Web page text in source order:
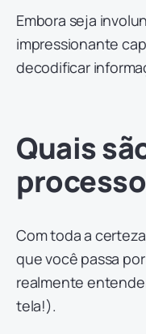
Embora seja
impressionante
decodificar
Quais
Com toda a
que você passa
realmente
tela!).